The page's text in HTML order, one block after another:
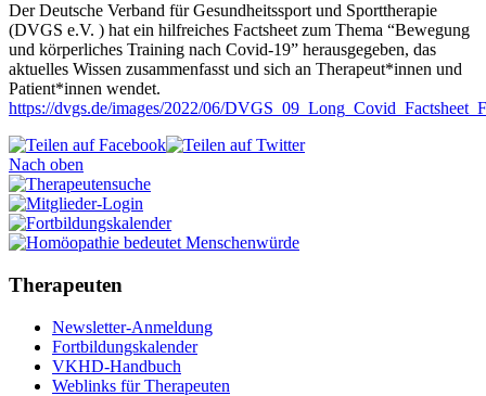
Der Deutsche Verband für Gesundheitssport und Sporttherapie
(DVGS e.V. ) hat ein hilfreiches Factsheet zum Thema “Bewegung
und körperliches Training nach Covid-19” herausgegeben, das
aktuelles Wissen zusammenfasst und sich an Therapeut*innen und
Patient*innen wendet.
https://dvgs.de/images/2022/06/
Nach oben
Therapeuten
Newsletter-Anmeldung
Fortbildungskalender
VKHD-Handbuch
Weblinks für Therapeuten